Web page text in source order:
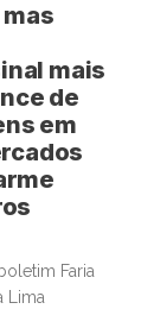
mais
de
em
Faria
Lima